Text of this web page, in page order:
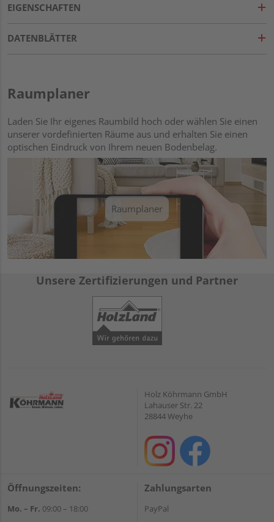
EIGENSCHAFTEN
DATENBLÄTTER
Raumplaner
Laden Sie Ihr eigenes Raumbild hoch oder wählen Sie einen
unserer vordefinierten Räume aus und erhalten Sie einen
optischen Eindruck von Ihrem neuen Bodenbelag.
Raumplaner
Unsere Zertifizierungen und Partner
Holz Köhrmann GmbH
Lahauser Str. 22
28844 Weyhe
Öffnungszeiten:
Mo. – Fr. 09:00 – 18:00
Zahlungsarten
PayPal